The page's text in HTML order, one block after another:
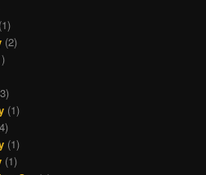
(2)
(1)
(1)
(1)